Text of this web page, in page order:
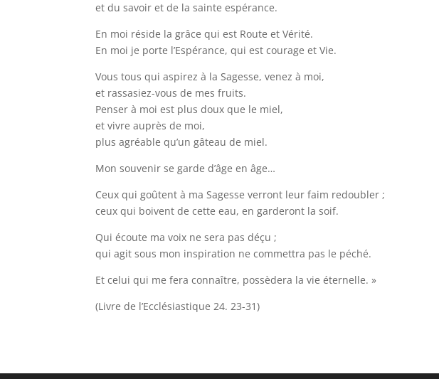
et du savoir et de la sainte espérance.
En moi réside la grâce qui est Route et Vérité.
En moi je porte l’Espérance, qui est courage et Vie.
Vous tous qui aspirez à la Sagesse, venez à moi,
et rassasiez-vous de mes fruits.
Penser à moi est plus doux que le miel,
et vivre auprès de moi,
plus agréable qu’un gâteau de miel.
Mon souvenir se garde d’âge en âge…
Ceux qui goûtent à ma Sagesse verront leur faim redoubler ;
ceux qui boivent de cette eau, en garderont la soif.
Qui écoute ma voix ne sera pas déçu ;
qui agit sous mon inspiration ne commettra pas le péché.
Et celui qui me fera connaître, possèdera la vie éternelle. »
(Livre de l’Ecclésiastique 24. 23-31)